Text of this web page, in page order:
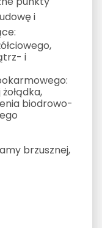
i
i
biodrowo-
brzusznej,